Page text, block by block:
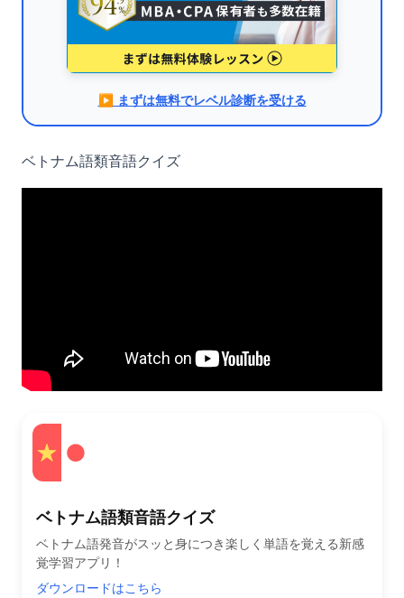
▶︎ まずは無料でレベル診断を受ける
ベトナム語類音語クイズ
ベトナム語類音語クイズ
ベトナム語発音がスッと身につき楽しく単語を覚える新感
覚学習アプリ！
ダウンロードはこちら